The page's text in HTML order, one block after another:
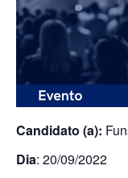
Candidato (a):
Dia: 20/09/2022